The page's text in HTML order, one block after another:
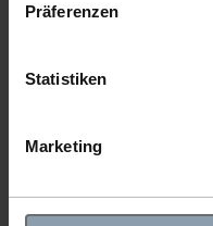
Präferenzen
Statistiken
Marketing
NAPKIN
Item